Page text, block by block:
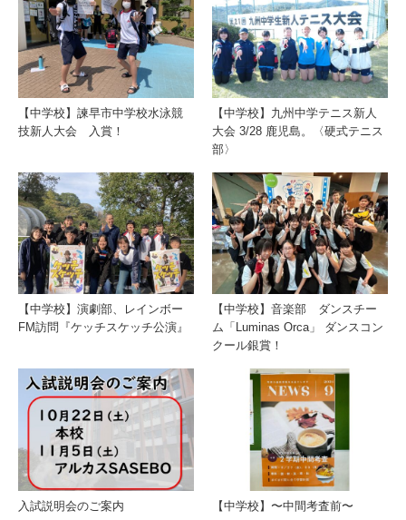
【中学校】諫早市中学校水泳競
技新人大会 入賞！
【中学校】九州中学テニス新人
大会 3/28 鹿児島。〈硬式テニス
部〉
【中学校】演劇部、レインボー
FM訪問『ケッチスケッチ公演』
【中学校】音楽部 ダンスチー
ム「Luminas Orca」 ダンスコン
クール銀賞！
入試説明会のご案内 【中学校】〜中間考査前〜